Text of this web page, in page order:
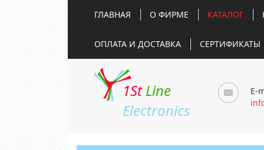
ГЛАВНАЯ О ФИРМЕ КАТАЛОГ
ОПЛАТА И ДОСТАВКА СЕРТИФИКАТЫ
1St Line
Electronics
E-